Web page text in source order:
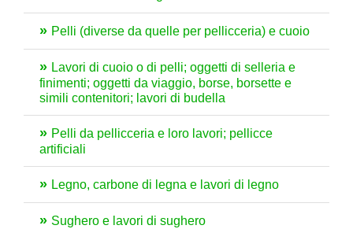
Pelli (diverse da quelle per pellicceria) e cuoio
Lavori di cuoio o di pelli; oggetti di selleria e
finimenti; oggetti da viaggio, borse, borsette e
simili contenitori; lavori di budella
Pelli da pellicceria e loro lavori; pellicce
artificiali
Legno, carbone di legna e lavori di legno
Sughero e lavori di sughero